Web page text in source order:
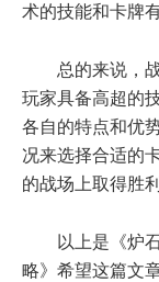
术的技能和卡牌
总的来说，
玩家具备高超的
各自的特点和优
况来选择合适的
的战场上取得胜利
以上是《炉
略》希望这篇文